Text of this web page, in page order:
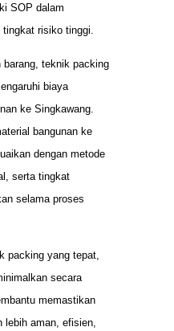
SOP dalam
risiko tinggi.
barang, teknik packing
biaya
ke Singkawang.
bangunan ke
dengan metode
serta tingkat
selama proses
packing yang tepat,
secara
memastikan
lebih aman, efisien,